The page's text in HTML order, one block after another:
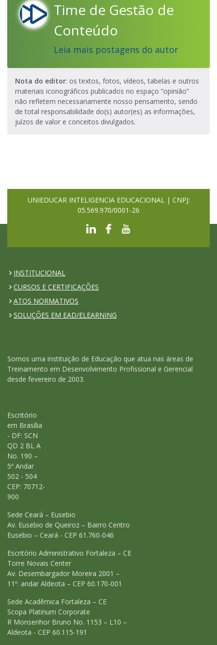
Time de Gestão de
Conteúdo
Leia mais postagens do autor
Nota do editor: os textos, fotos, vídeos, tabelas e outros
materiais iconográficos publicados no espaço “opinião”
não refletem necessariamente nosso pensamento, sendo
de total responsabilidade do(s) autor(es) as informações,
juízos de valor e conceitos divulgados.
UNIEDUCAR INTELIGENCIA EDUCACIONAL | CNPJ:
05.569.970/0001-26
INSTITUCIONAL
CURSOS E CERTIFICAÇÕES
ATOS NORMATIVOS
SOLUÇÕES EM EAD/ELEARNING
Somos uma instituição de Educação que atua nas áreas de
Treinamento em Desenvolvimento Profissional e Gerencial
desde fevereiro de 2003.
Escritório
em Brasília
- DF: SCN
QD 2 BL A
No. 190 –
5º Andar
502 - 504
CEP: 70712-
900
Sede Ceará – Eusebio
Av. Eusebio de Queiroz – Bairro Centro
Eusebio – Ceará - CEP 61.760-046
Escritório Administrativo Fortaleza – CE
Torre Novais Center
Av. Desembargador Moreira 2001 –
11º. andar Aldeota – CEP 60.170-001
Sede Acadêmica Fortaleza – CE
Scopa Platinum Corporate
R Monsenhor Bruno No. 1153 – L10 –
Aldeota - CEP 60.115-191